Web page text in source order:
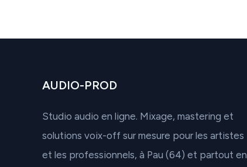
AUDIO-PROD
Studio audio en ligne. Mixage, mastering et
solutions voix-off sur mesure pour les artistes
et les professionnels, à Pau (64) et partout en